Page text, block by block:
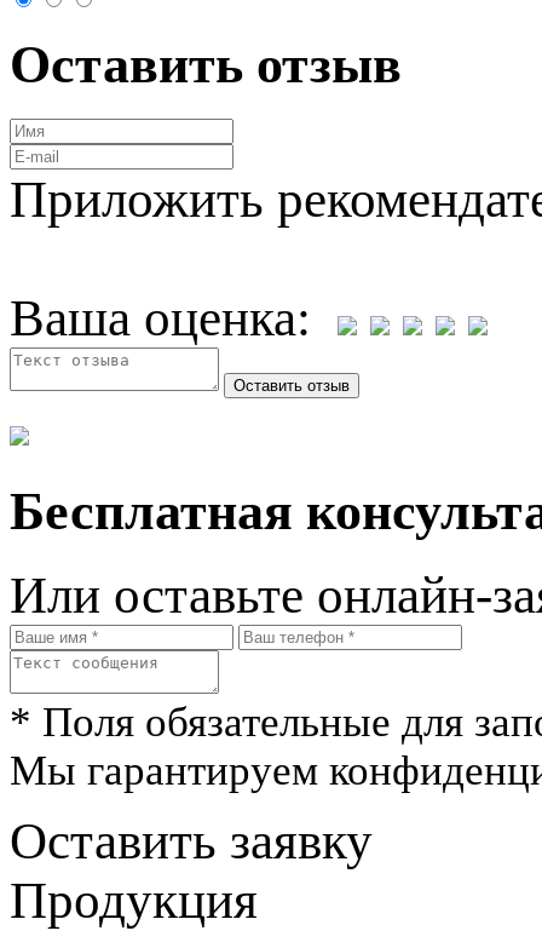
Оставить отзыв
Приложить
Ваша оценка:
Бесплатная
Или оставьте онлайн-
* Поля обязательные для
Мы гарантируем
Оставить заявку
Продукция